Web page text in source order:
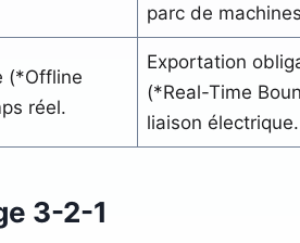
parc de
(*Offline
réel.
Exportation
(*Real-Time
liaison électrique.
3-2-1